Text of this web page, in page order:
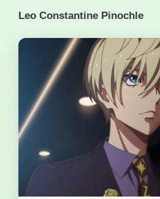
Leo Constantine Pinochle